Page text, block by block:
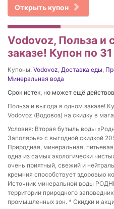
Открыть купон
Vodovoz, Польза и
заказе! Купон по
Купоны: Vodovoz, Доставка еды,
Минеральная вода
Срок истек, но может ещё
Польза и выгода в одном заказе!
Vodovoz (Водовоз) на скидку в
Условия: Вторая бутыль воды
Заполярья» с выгодной скидкой
Природная, минеральная,
одна из самых экологически
очень приятный, свежий и
кремния способствует здоровью
Источник минеральной воды
территории природного
промышленных зон. * Скидки и